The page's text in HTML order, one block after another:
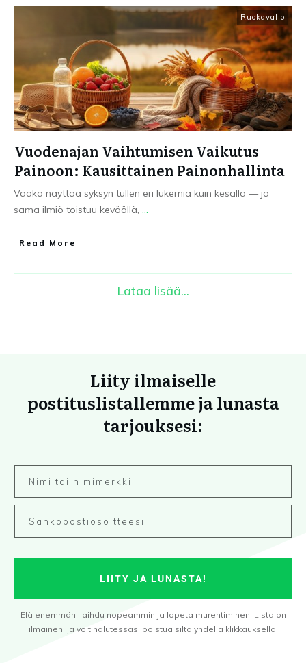
Ruokavalio
Vuodenajan Vaihtumisen Vaikutus
Painoon: Kausittainen Painonhallinta
Vaaka näyttää syksyn tullen eri lukemia kuin kesällä — ja
sama ilmiö toistuu keväällä, ...
Read More
Lataa lisää...
Liity ilmaiselle
postituslistallemme ja lunasta
tarjouksesi:
LIITY JA LUNASTA!
Elä enemmän, laihdu nopeammin ja lopeta murehtiminen. Lista on
ilmainen, ja voit halutessasi poistua siltä yhdellä klikkauksella.